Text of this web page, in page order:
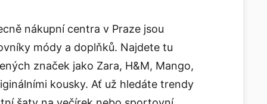
nákupní centra v Praze jsou
módy a doplňků. Najdete tu
značek jako Zara, H&M, Mango,
kousky. Ať už hledáte trendy